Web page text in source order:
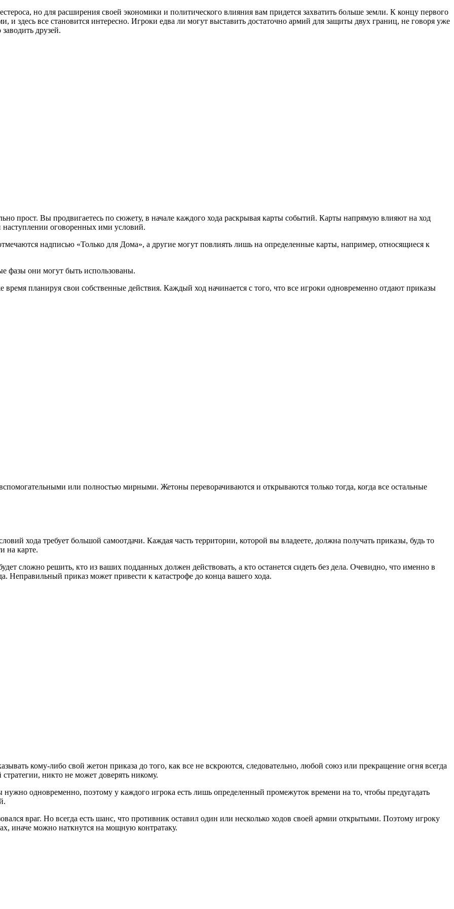
но для расширения своей экономики и политического влияния вам придется захватить больше земли. К концу первого
и здесь все становится интересно. Игроки едва ли могут выставить достаточно армий для защиты двух границ, не говоря уже
друзей.
прост. Вы продвигаетесь по сюжету, в начале каждого хода раскрывая карты событий. Карты напрямую влияют на ход
оговоренных ими условий.
надписью «Только для Дома», а другие могут повлиять лишь на определенные карты, например, относящиеся к
фазы они могут быть использованы.
время планируя свои собственные действия. Каждый ход начинается с того, что все игроки одновременно отдают приказы
или полностью мирными. Жетоны переворачиваются и открываются только тогда, когда все остальные
хода требует большой самоотдачи. Каждая часть территории, которой вы владеете, должна получать приказы, будь то
на карте.
сложно решить, кто из ваших подданных должен действовать, а кто останется сидеть без дела. Очевидно, что именно в
Неправильный приказ может привести к катастрофе до конца вашего хода.
кому-либо свой жетон приказа до того, как все не вскроются, следовательно, любой союз или прекращение огня всегда
никто не может доверять никому.
одновременно, поэтому у каждого игрока есть лишь определенный промежуток времени на то, чтобы предугадать
враг. Но всегда есть шанс, что противник оставил один или несколько ходов своей армии открытыми. Поэтому игроку
иначе можно наткнутся на мощную контратаку.